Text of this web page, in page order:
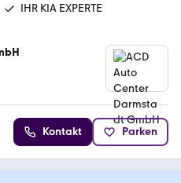
IHR KIA EXPERTE
Kontakt Parken